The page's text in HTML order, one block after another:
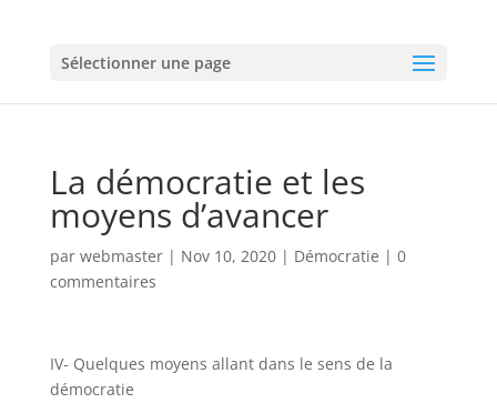
Sélectionner une page
La démocratie et les
moyens d’avancer
par webmaster| Nov 10, 2020| Démocratie | 0
commentaires
IV- Quelques moyens allant dans le sens de la
démocratie